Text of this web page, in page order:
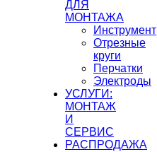
ДЛЯ
МОНТАЖА
Инструмент
Отрезные
круги
Перчатки
Электроды
УСЛУГИ:
МОНТАЖ
И
СЕРВИС
РАСПРОДАЖА